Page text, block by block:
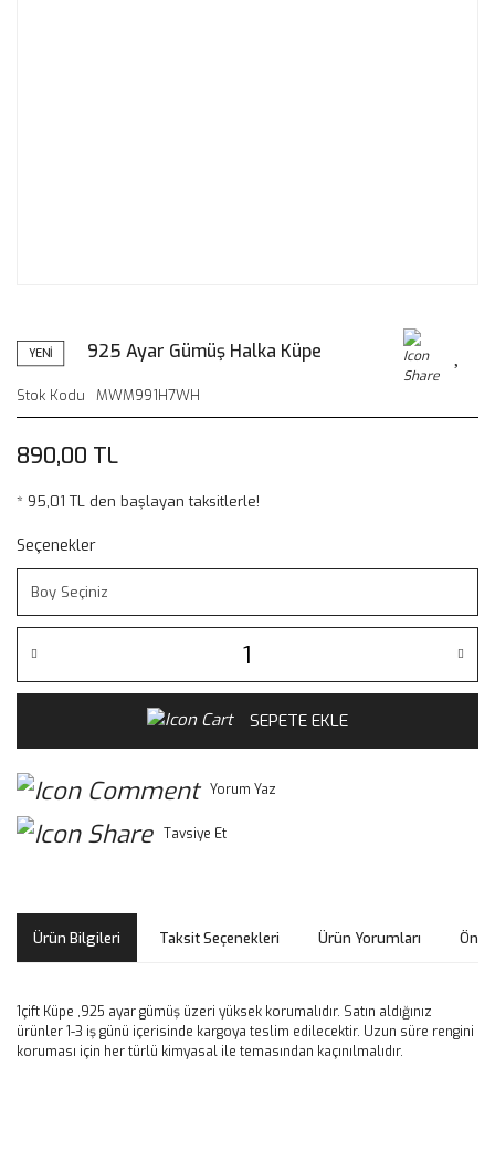
YENİ 925 Ayar Gümüş Halka Küpe
Stok Kodu MWM991H7WH
890,00 TL
* 95,01 TL den başlayan taksitlerle!
Seçenekler
SEPETE EKLE
Yorum Yaz
Tavsiye Et
Ürün Bilgileri Taksit Seçenekleri Ürün Yorumları
1çift Küpe ,925 ayar gümüş üzeri yüksek korumalıdır. Satın aldığınız
ürünler 1-3 iş günü içerisinde kargoya teslim edilecektir. Uzun süre rengini
koruması için her türlü kimyasal ile temasından kaçınılmalıdır.